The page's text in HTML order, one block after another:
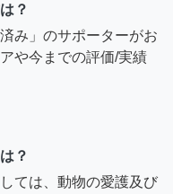
？
み」のサポーターがお
や今までの評価/実績
？
ては、動物の愛護及び